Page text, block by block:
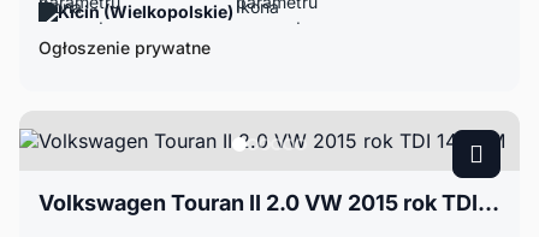
Kicin (Wielkopolskie)
Ogłoszenie prywatne
Volkswagen Touran II 2.0 VW 2015 rok TDI 140 KM